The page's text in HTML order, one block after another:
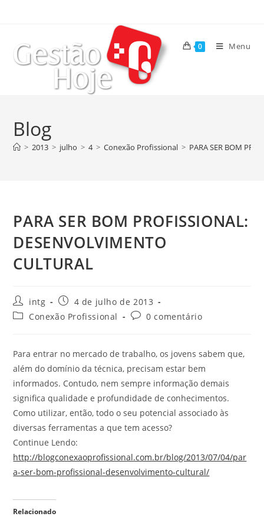
0 Menu
Blog
> 2013 > julho > 4 > Conexão Profissional > PARA SER BOM
PARA SER BOM PROFISSIONAL:
DESENVOLVIMENTO
CULTURAL
intg
4 de julho de 2013
Conexão Profissional
0 comentário
Para entrar no mercado de trabalho, os jovens sabem que,
além do domínio da técnica, precisam estar bem
informados. Contudo, nem sempre informação demais
significa qualidade e profundidade de conhecimentos.
Como utilizar, então, todo o seu potencial associado às
diversas ferramentas a que tem acesso?
Continue Lendo:
http://blogconexaoprofissional.com.br/blog/2013/07/04/par
a-ser-bom-profissional-desenvolvimento-cultural/
Relacionado